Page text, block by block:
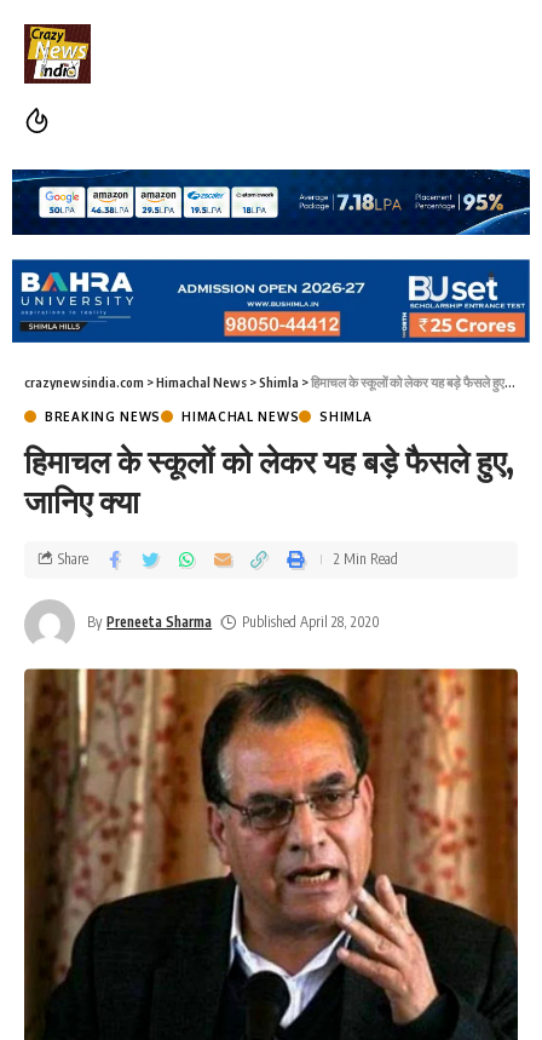
crazynewsindia.com >Himachal News >Shimla >हिमाचल के स्कूलों को लेकर यह बड़े फैसले हुए, जानिए क्या
BREAKING NEWS HIMACHAL NEWS SHIMLA
हिमाचल के स्कूलों को लेकर यह बड़े फैसले हुए,
जानिए क्या
By Preneeta Sharma Published April 28, 2020
Share 2 Min Read